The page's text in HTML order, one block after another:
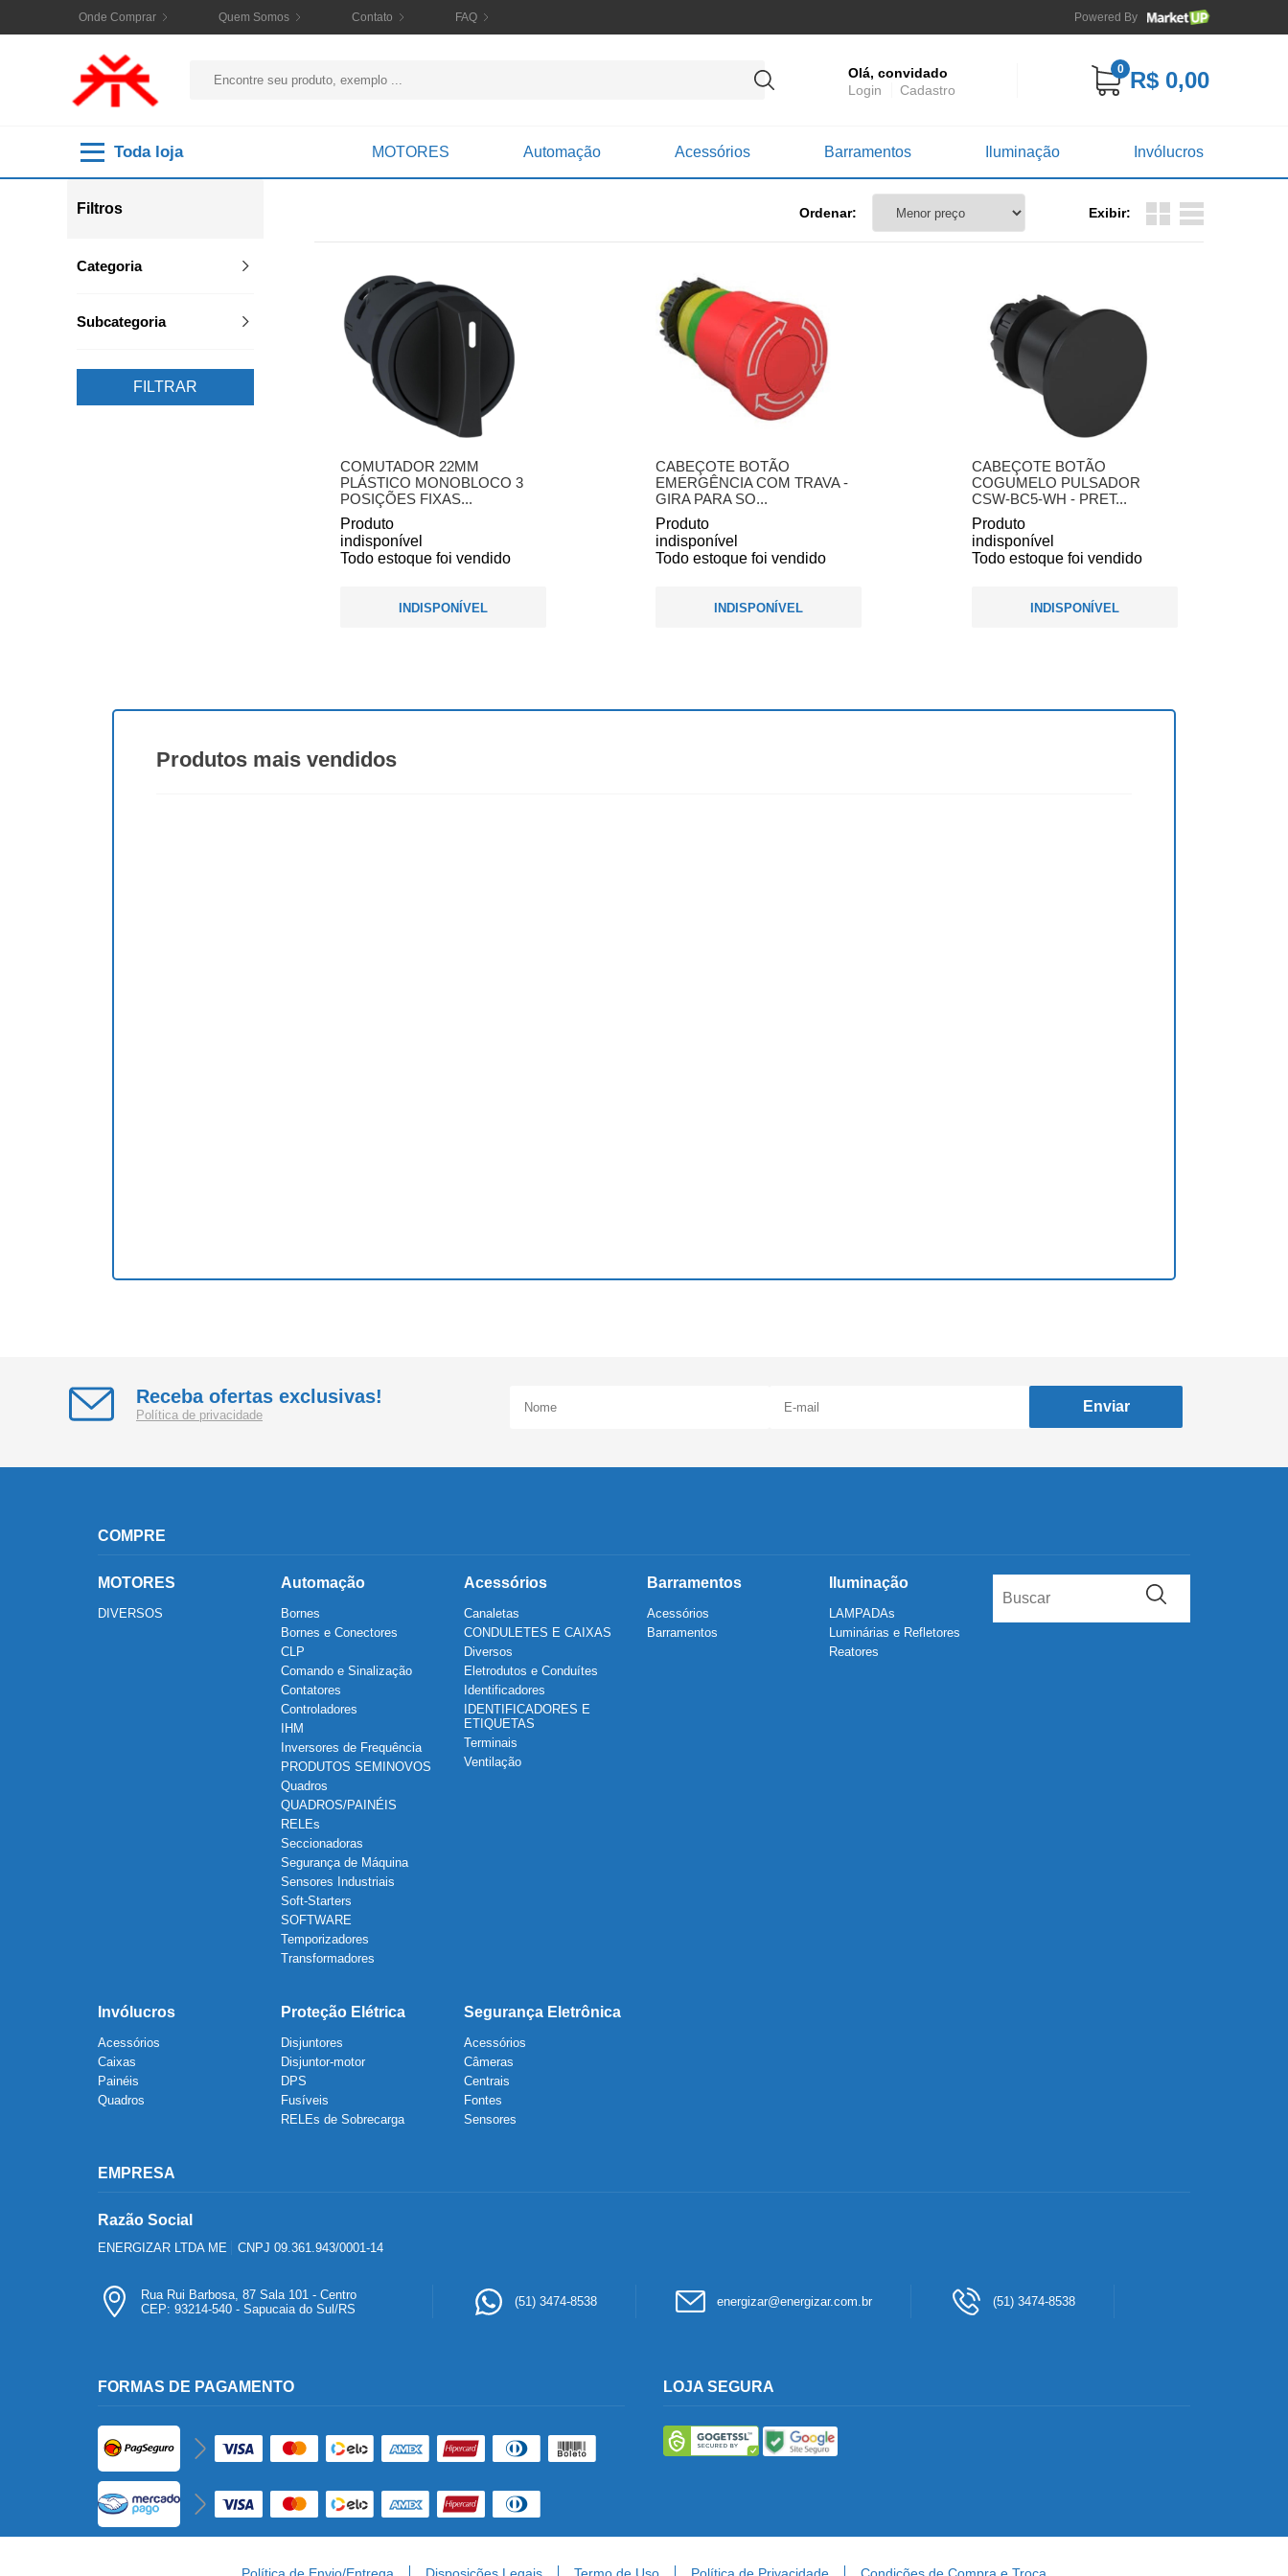
Onde Comprar Quem Somos Contato FAQ Powered By
Olá, convidado
Login
Cadastro
0 R$ 0,00
Toda loja MOTORES Automação Acessórios Barramentos Iluminação Invólucros
Filtros
Categoria
Subcategoria
FILTRAR
Ordenar: Exibir:
COMUTADOR 22MM
PLÁSTICO MONOBLOCO 3
POSIÇÕES FIXAS...
Produto
indisponível
Todo estoque foi vendido
INDISPONÍVEL
CABEÇOTE BOTÃO
EMERGÊNCIA COM TRAVA -
GIRA PARA SO...
Produto
indisponível
Todo estoque foi vendido
INDISPONÍVEL
CABEÇOTE BOTÃO
COGUMELO PULSADOR
CSW-BC5-WH - PRET...
Produto
indisponível
Todo estoque foi vendido
INDISPONÍVEL
Produtos mais vendidos
Receba ofertas exclusivas!
Política de privacidade
Enviar
COMPRE
MOTORES
DIVERSOS
Automação
Bornes
Bornes e Conectores
CLP
Comando e Sinalização
Contatores
Controladores
IHM
Inversores de Frequência
PRODUTOS SEMINOVOS
Quadros
QUADROS/PAINÉIS
RELEs
Seccionadoras
Segurança de Máquina
Sensores Industriais
Soft-Starters
SOFTWARE
Temporizadores
Transformadores
Acessórios
Canaletas
CONDULETES E CAIXAS
Diversos
Eletrodutos e Conduítes
Identificadores
IDENTIFICADORES E
ETIQUETAS
Terminais
Ventilação
Barramentos
Acessórios
Barramentos
Iluminação
LAMPADAs
Luminárias e Refletores
Reatores
Invólucros
Acessórios
Caixas
Painéis
Quadros
Proteção Elétrica
Disjuntores
Disjuntor-motor
DPS
Fusíveis
RELEs de Sobrecarga
Segurança Eletrônica
Acessórios
Câmeras
Centrais
Fontes
Sensores
EMPRESA
Razão Social
ENERGIZAR LTDA ME CNPJ 09.361.943/0001-14
Rua Rui Barbosa, 87 Sala 101 - Centro
CEP: 93214-540 - Sapucaia do Sul/RS
(51) 3474-8538 energizar@energizar.com.br (51) 3474-8538
FORMAS DE PAGAMENTO LOJA SEGURA